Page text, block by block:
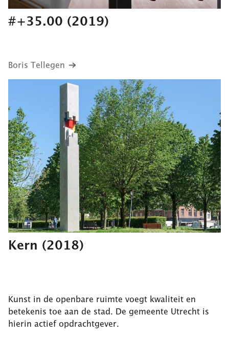
#+35.00 (2019)
Boris Tellegen
Kern (2018)
Kunst in de openbare ruimte voegt kwaliteit en
betekenis toe aan de stad. De gemeente Utrecht is
hierin actief opdrachtgever.